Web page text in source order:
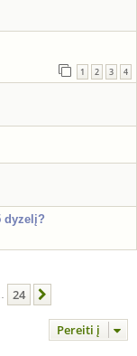
1 2 3 4
dyzelį?
24
Pereiti į